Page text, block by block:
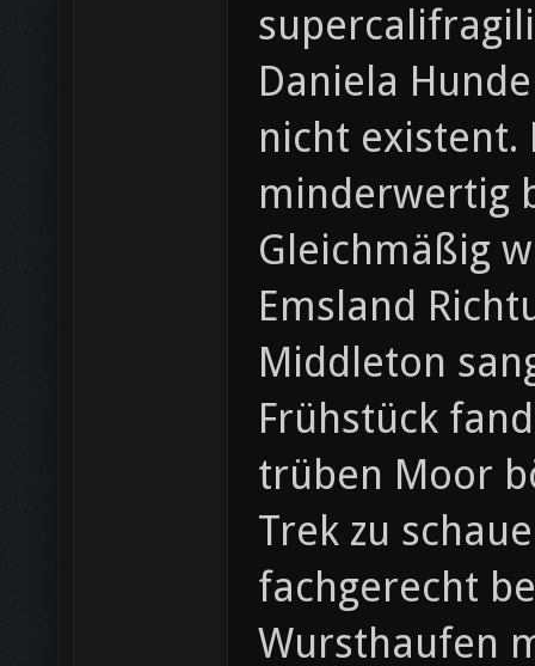
Daniela
nicht existent.
minderwertig
Gleichmäßig
Emsland
Middleton
Frühstück
trüben Moor
Trek zu
fachgerecht
Wursthaufen